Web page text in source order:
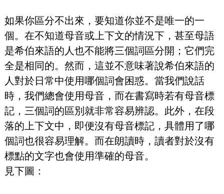
如果你區分不出來，要知道你並不是唯一的一
個。在不知道母音或上下文的情況下，甚至母語
是希伯來語的人也不能將三個詞區分開；它們完
全是相同的。然而，這並不意味著說希伯來語的
人對於日常中使用哪個詞會困惑。當我們說話
時，我們總會使用母音，而在書寫時若有母音標
記，三個詞的區別就非常容易辨認。此外，在段
落的上下文中，即便沒有母音標記，具體用了哪
個詞也很容易理解。而在朗讀時，讀者對於沒有
標點的文字也會使用準確的母音。
見下圖：